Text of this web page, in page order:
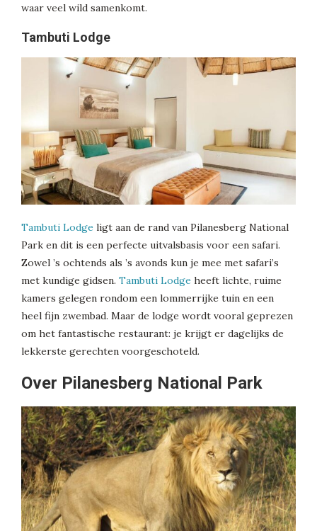
waar veel wild samenkomt.
Tambuti Lodge
Tambuti Lodge ligt aan de rand van Pilanesberg National
Park en dit is een perfecte uitvalsbasis voor een safari.
Zowel ’s ochtends als ’s avonds kun je mee met safari’s
met kundige gidsen. Tambuti Lodge heeft lichte, ruime
kamers gelegen rondom een lommerrijke tuin en een
heel fijn zwembad. Maar de lodge wordt vooral geprezen
om het fantastische restaurant: je krijgt er dagelijks de
lekkerste gerechten voorgeschoteld.
Over Pilanesberg National Park